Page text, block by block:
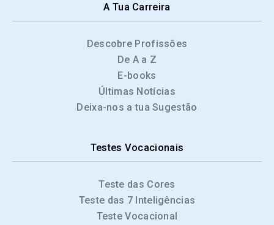
A Tua Carreira
Descobre Profissões
De A a Z
E-books
Últimas Notícias
Deixa-nos a tua Sugestão
Testes Vocacionais
Teste das Cores
Teste das 7 Inteligências
Teste Vocacional